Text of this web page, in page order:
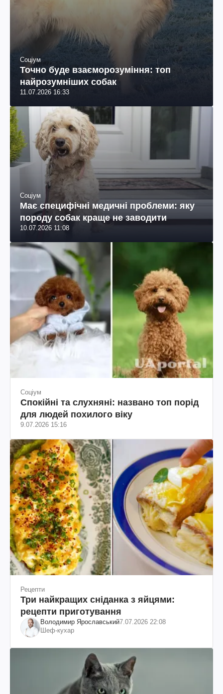
Соціум
Точно буде взаєморозуміння: топ
найрозумніших собак
11.07.2026 16:33
Соціум
Має специфічні медичні проблеми: яку
породу собак краще не заводити
10.07.2026 11:08
Соціум
Спокійні та слухняні: названо топ порід
для людей похилого віку
9.07.2026 15:16
Рецепти
Три найкращих сніданка з яйцями:
рецепти приготування
Володимир Ярославський7.07.2026 22:08
Шеф-кухар